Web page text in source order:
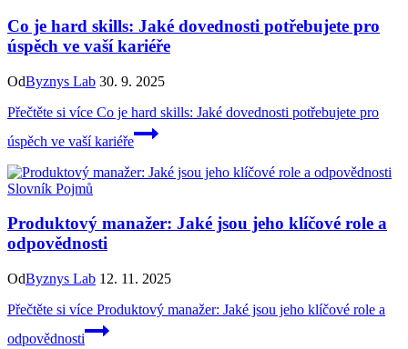
Co je hard skills: Jaké dovednosti potřebujete pro
úspěch ve vaší kariéře
OdByznys Lab 30. 9. 2025
Přečtěte si více Co je hard skills: Jaké dovednosti potřebujete pro
úspěch ve vaší kariéře
Slovník Pojmů
Produktový manažer: Jaké jsou jeho klíčové role a
odpovědnosti
OdByznys Lab 12. 11. 2025
Přečtěte si více Produktový manažer: Jaké jsou jeho klíčové role a
odpovědnosti